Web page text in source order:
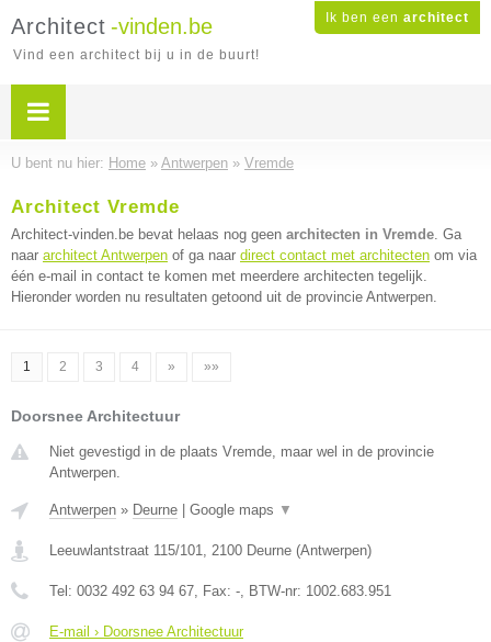
Ik ben een architect
Architect -vinden.be
Vind een architect bij u in de buurt!
U bent nu hier: Home » Antwerpen » Vremde
Architect Vremde
Architect-vinden.be bevat helaas nog geen architecten in Vremde. Ga
naar architect Antwerpen of ga naar direct contact met architecten om via
één e-mail in contact te komen met meerdere architecten tegelijk.
Hieronder worden nu resultaten getoond uit de provincie Antwerpen.
1 2 3 4 » »»
Doorsnee Architectuur
Niet gevestigd in de plaats Vremde, maar wel in de provincie
Antwerpen.
Antwerpen » Deurne Google maps ▼
Leeuwlantstraat 115/101, 2100 Deurne (Antwerpen)
Tel: 0032 492 63 94 67, Fax: -, BTW-nr: 1002.683.951
E-mail › Doorsnee Architectuur